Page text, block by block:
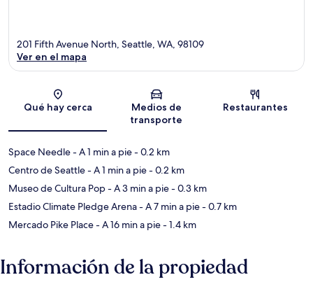
Sección del mapa
201 Fifth Avenue North, Seattle, WA, 98109
Ver en el mapa
Qué hay cerca
Medios de
transporte
Restaurantes
Space Needle- A 1 min a pie- 0.2 km
Centro de Seattle- A 1 min a pie- 0.2 km
Museo de Cultura Pop- A 3 min a pie- 0.3 km
Estadio Climate Pledge Arena- A 7 min a pie- 0.7 km
Mercado Pike Place- A 16 min a pie- 1.4 km
Información de la propiedad